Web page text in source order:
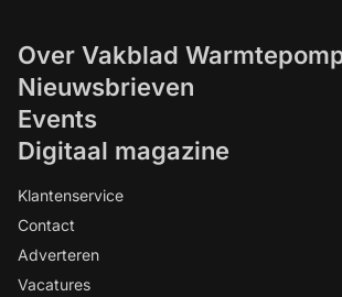
Over Vakblad
Nieuwsbrieven
Events
Digitaal magazine
Klantenservice
Contact
Adverteren
Vacatures